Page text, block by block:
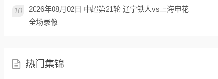
10
2026年08月02日 中超第21轮 辽宁铁人vs上海申花
全场录像
热门集锦